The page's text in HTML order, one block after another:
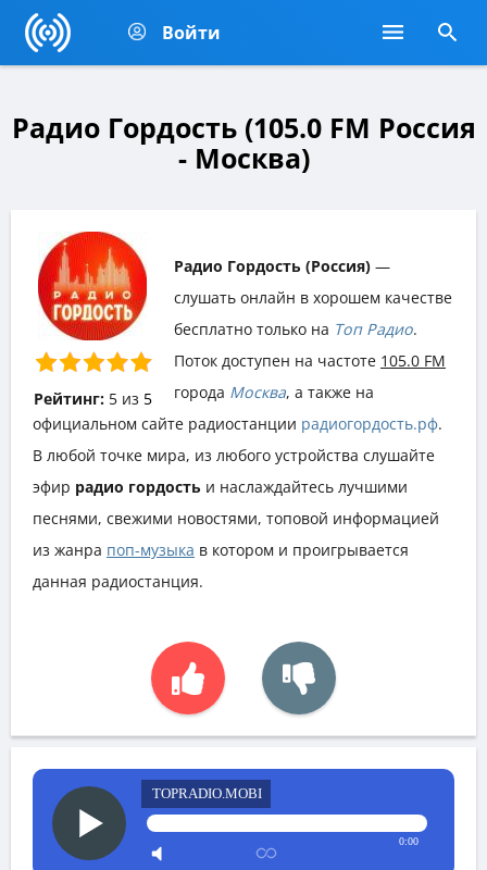
Войти
Радио Гордость (105.0 FM Россия
- Москва)
Рейтинг: 5из 5
Радио Гордость (Россия) —
слушать онлайн в хорошем качестве
бесплатно только на Топ Радио.
Поток доступен на частоте 105.0 FM
города Москва, а также на
официальном сайте радиостанции радиогордость.рф.
В любой точке мира, из любого устройства слушайте
эфир радио гордость и наслаждайтесь лучшими
песнями, свежими новостями, топовой информацией
из жанра поп-музыка в котором и проигрывается
данная радиостанция.
TOPRADIO.MOBI
0:00